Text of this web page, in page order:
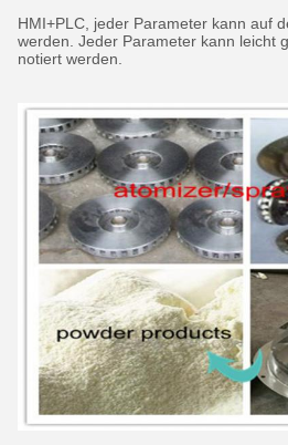
HMI+PLC, jeder Parameter kann auf
werden. Jeder Parameter kann leicht
notiert werden.